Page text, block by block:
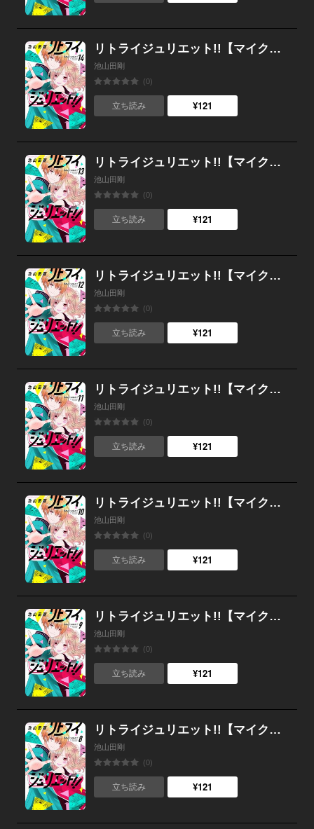
リトライジュリエット!!【マイクロ】 （14）
池山田剛
(0)
立ち読み ¥121
リトライジュリエット!!【マイクロ】 （13）
池山田剛
(0)
立ち読み ¥121
リトライジュリエット!!【マイクロ】 （12）
池山田剛
(0)
立ち読み ¥121
リトライジュリエット!!【マイクロ】 （11）
池山田剛
(0)
立ち読み ¥121
リトライジュリエット!!【マイクロ】 （10）
池山田剛
(0)
立ち読み ¥121
リトライジュリエット!!【マイクロ】 （9）
池山田剛
(0)
立ち読み ¥121
リトライジュリエット!!【マイクロ】 （8）
池山田剛
(0)
立ち読み ¥121